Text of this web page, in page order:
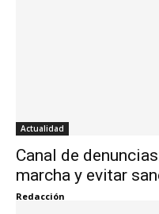
Actualidad
Canal de
marcha y evitar
Redacción